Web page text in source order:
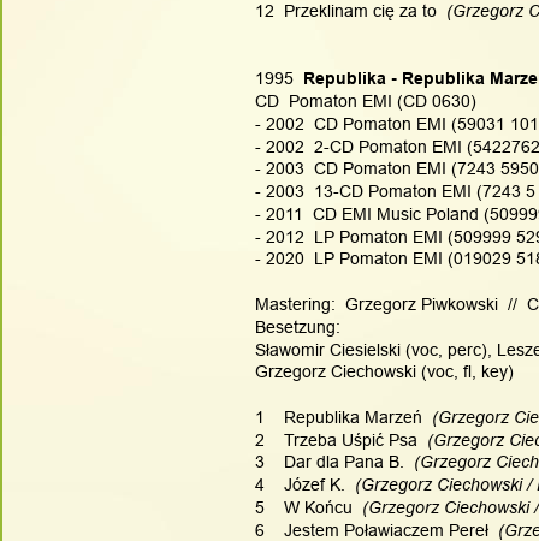
12  Przeklinam cię za to
(Grzegorz
1995
Republika - Republika
CD  Pomaton EMI (CD 0630)
- 2002  CD Pomaton EMI (59031
- 2002  2-CD Pomaton EMI
- 2003  CD Pomaton EMI (7243
- 2003  13-CD Pomaton EMI (7243
- 2011  CD EMI Music Poland
- 2012  LP Pomaton EMI (509999
- 2020  LP Pomaton EMI (019029
Mastering:  Grzegorz Piwkowski  //
Besetzung:
Sławomir Ciesielski (voc, perc),
Grzegorz Ciechowski (voc, fl, key)
1    Republika Marzeń
(Grzegorz
2    Trzeba Uśpić Psa
(Grzegorz
3    Dar dla Pana B.
(Grzegorz
4    Józef K.
(Grzegorz Ciechowski /
5    W Końcu
(Grzegorz Ciechowski
6    Jestem Poławiaczem Pereł